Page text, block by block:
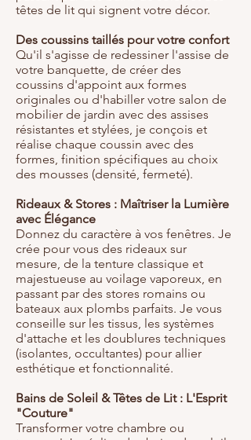
têtes de lit qui signent votre décor.
Des coussins taillés pour votre confort
Qu'il s'agisse de redessiner l'assise de
votre banquette, de créer des
coussins d'appoint aux formes
originales ou d'habiller votre salon de
mobilier de jardin avec des assises
résistantes et stylées, je conçois et
réalise chaque coussin avec des
formes, finition spécifiques au choix
des mousses (densité, fermeté).
Rideaux & Stores : Maîtriser la Lumière
avec Élégance
Donnez du caractère à vos fenêtres. Je
crée pour vous des rideaux sur
mesure, de la tenture classique et
majestueuse au voilage vaporeux, en
passant par des stores romains ou
bateaux aux plombs parfaits. Je vous
conseille sur les tissus, les systèmes
d'attache et les doublures techniques
(isolantes, occultantes) pour allier
esthétique et fonctionnalité.
Bains de Soleil & Têtes de Lit : L'Esprit
"Couture"
Transformer votre chambre ou